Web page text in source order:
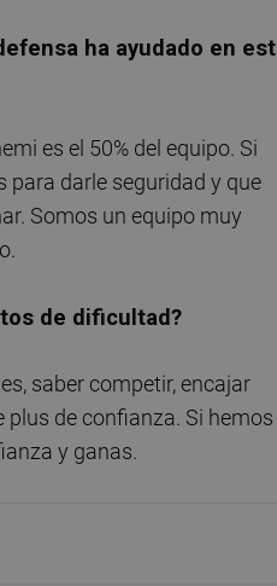
ha ayudado en
es el 50% del equipo. Si
para darle seguridad y que
Somos un equipo muy
de dificultad?
saber competir, encajar
de confianza. Si hemos
y ganas.